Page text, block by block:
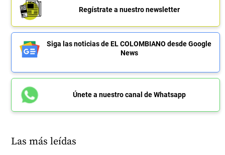
Regístrate a nuestro newsletter
Siga las noticias de EL COLOMBIANO desde Google
News
Únete a nuestro canal de Whatsapp
Las más leídas